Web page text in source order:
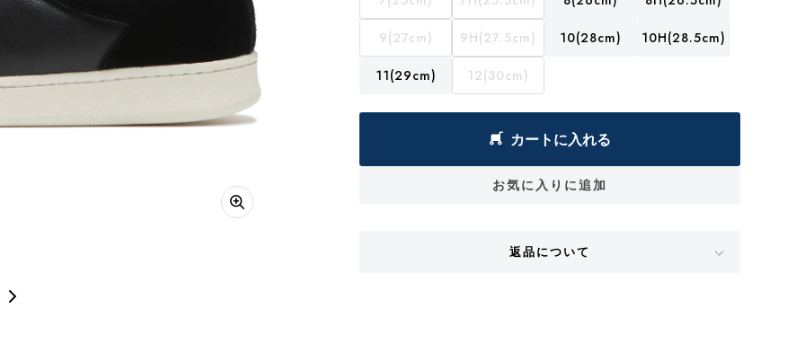
9(27cm) 9H(27.5cm) 10(28cm) 10H(28.5cm)
11(29cm) 12(30cm)
カートに入れる
お気に入りに追加
返品について